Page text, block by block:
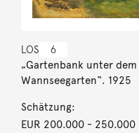
LOS 6
„Gartenbank unter
Wannseegarten“. 1925
Schätzung:
EUR 200.000- 250.000